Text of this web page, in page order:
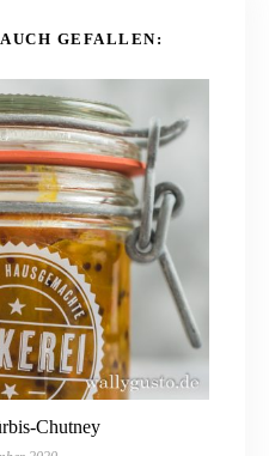
GEFALLEN:
Chutney